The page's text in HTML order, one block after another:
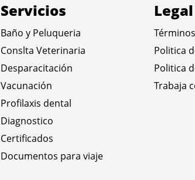
Servicios
Baño y Peluqueria
Conslta Veterinaria
Desparacitación
Vacunación
Profilaxis dental
Diagnostico
Certificados
Documentos para viaje
Legal
Politica
Politica
Trabaja